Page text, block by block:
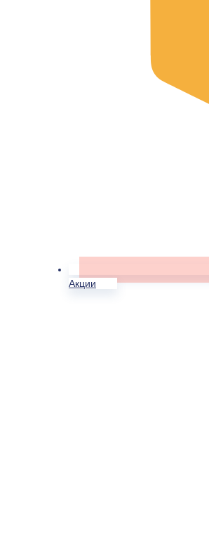
Акции